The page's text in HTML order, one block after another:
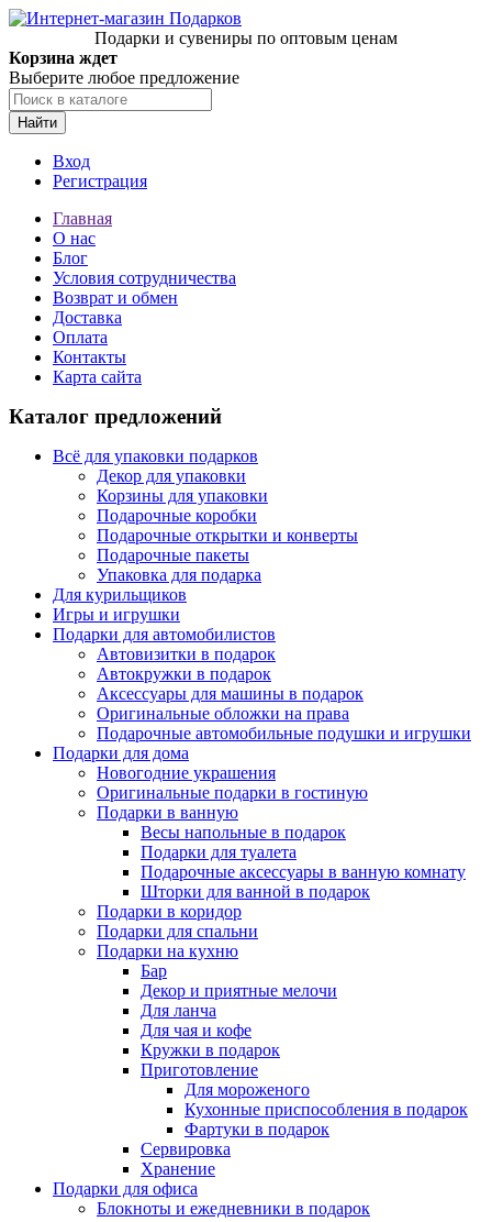
Подарки и сувениры по оптовым ценам
Корзина ждет
Выберите любое предложение
Найти
Вход
Регистрация
Главная
О нас
Блог
Условия сотрудничества
Возврат и обмен
Доставка
Оплата
Контакты
Карта сайта
Каталог предложений
Всё для упаковки подарков
Декор для упаковки
Корзины для упаковки
Подарочные коробки
Подарочные открытки и конверты
Подарочные пакеты
Упаковка для подарка
Для курильщиков
Игры и игрушки
Подарки для автомобилистов
Автовизитки в подарок
Автокружки в подарок
Аксессуары для машины в подарок
Оригинальные обложки на права
Подарочные автомобильные подушки и игрушки
Подарки для дома
Новогодние украшения
Оригинальные подарки в гостиную
Подарки в ванную
Весы напольные в подарок
Подарки для туалета
Подарочные аксессуары в ванную комнату
Шторки для ванной в подарок
Подарки в коридор
Подарки для спальни
Подарки на кухню
Бар
Декор и приятные мелочи
Для ланча
Для чая и кофе
Кружки в подарок
Приготовление
Для мороженого
Кухонные приспособления в подарок
Фартуки в подарок
Сервировка
Хранение
Подарки для офиса
Блокноты и ежедневники в подарок